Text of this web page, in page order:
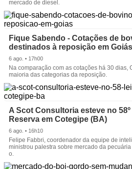
mercado de diesel.
Fique Sabendo - Cotações de
destinados à reposição em Goiás
6 ago. • 17h00
Na comparação com as cotações há 30 dias,
maioria das categorias da reposição.
A Scot Consultoria esteve no
Reserva em Cotegipe (BA)
6 ago. • 16h10
Felipe Fabbri, coordenador da equipe de
ministrou palestra sobre mercado da
o.